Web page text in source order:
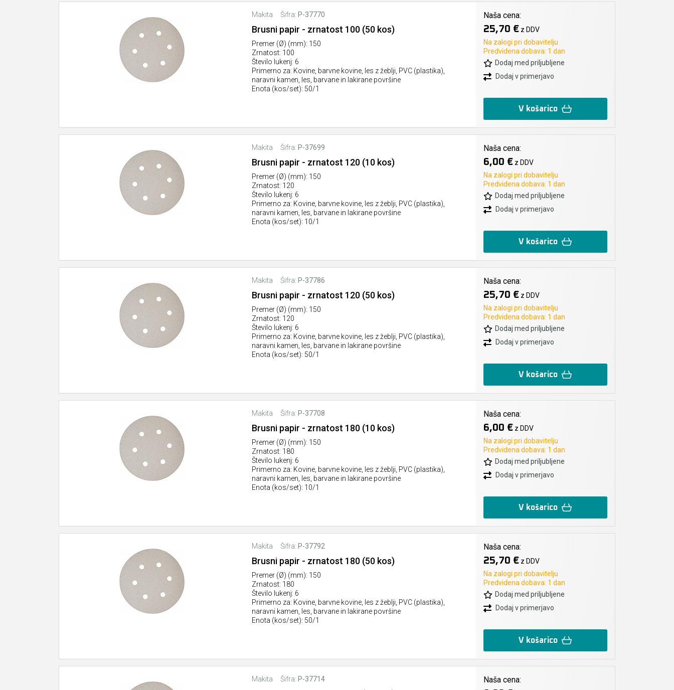
Makita Šifra: P-37770
Brusni papir - zrnatost 100 (50 kos)
Premer (Ø) (mm): 150
Zrnatost: 100
Število lukenj: 6
Primerno za: Kovine, barvne kovine, les z žeblji, PVC (plastika),
naravni kamen, les, barvane in lakirane površine
Enota (kos/set): 50/1
Naša cena:
25,70 €z DDV
Na zalogi pri dobavitelju
Predvidena dobava: 1 dan
Dodaj med priljubljene
Dodaj v primerjavo
V košarico
Makita Šifra: P-37699
Brusni papir - zrnatost 120 (10 kos)
Premer (Ø) (mm): 150
Zrnatost: 120
Število lukenj: 6
Primerno za: Kovine, barvne kovine, les z žeblji, PVC (plastika),
naravni kamen, les, barvane in lakirane površine
Enota (kos/set): 10/1
Naša cena:
6,00 €z DDV
Na zalogi pri dobavitelju
Predvidena dobava: 1 dan
Dodaj med priljubljene
Dodaj v primerjavo
V košarico
Makita Šifra: P-37786
Brusni papir - zrnatost 120 (50 kos)
Premer (Ø) (mm): 150
Zrnatost: 120
Število lukenj: 6
Primerno za: Kovine, barvne kovine, les z žeblji, PVC (plastika),
naravni kamen, les, barvane in lakirane površine
Enota (kos/set): 50/1
Naša cena:
25,70 €z DDV
Na zalogi pri dobavitelju
Predvidena dobava: 1 dan
Dodaj med priljubljene
Dodaj v primerjavo
V košarico
Makita Šifra: P-37708
Brusni papir - zrnatost 180 (10 kos)
Premer (Ø) (mm): 150
Zrnatost: 180
Število lukenj: 6
Primerno za: Kovine, barvne kovine, les z žeblji, PVC (plastika),
naravni kamen, les, barvane in lakirane površine
Enota (kos/set): 10/1
Naša cena:
6,00 €z DDV
Na zalogi pri dobavitelju
Predvidena dobava: 1 dan
Dodaj med priljubljene
Dodaj v primerjavo
V košarico
Makita Šifra: P-37792
Brusni papir - zrnatost 180 (50 kos)
Premer (Ø) (mm): 150
Zrnatost: 180
Število lukenj: 6
Primerno za: Kovine, barvne kovine, les z žeblji, PVC (plastika),
naravni kamen, les, barvane in lakirane površine
Enota (kos/set): 50/1
Naša cena:
25,70 €z DDV
Na zalogi pri dobavitelju
Predvidena dobava: 1 dan
Dodaj med priljubljene
Dodaj v primerjavo
V košarico
Makita Šifra: P-37714 Naša cena: